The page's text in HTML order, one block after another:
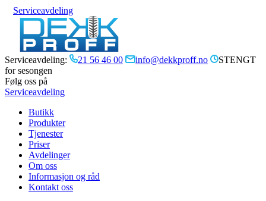
Serviceavdeling
Serviceavdeling: 21 56 46 00 info@dekkproff.no
STENGT
for sesongen
Følg oss på
Serviceavdeling
Butikk
Produkter
Tjenester
Priser
Avdelinger
Om oss
Informasjon og råd
Kontakt oss